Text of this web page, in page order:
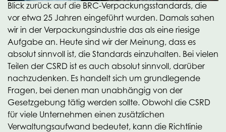
Blick zurück auf die BRC-Verpackungsstandards, die
vor etwa 25 Jahren eingeführt wurden. Damals sahen
wir in der Verpackungsindustrie das als eine riesige
Aufgabe an. Heute sind wir der Meinung, dass es
absolut sinnvoll ist, die Standards einzuhalten. Bei vielen
Teilen der CSRD ist es auch absolut sinnvoll, darüber
nachzudenken. Es handelt sich um grundlegende
Fragen, bei denen man unabhängig von der
Gesetzgebung tätig werden sollte. Obwohl die CSRD
für viele Unternehmen einen zusätzlichen
Verwaltungsaufwand bedeutet, kann die Richtlinie